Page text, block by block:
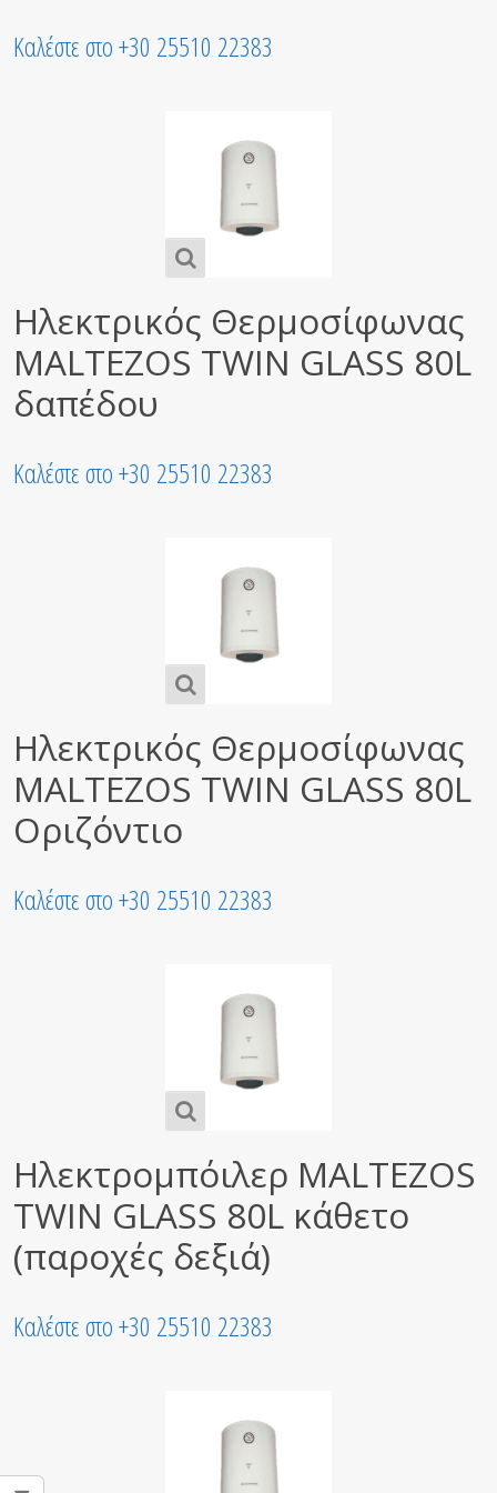
Καλέστε στο +30 25510 22383
Ηλεκτρικός Θερμοσίφωνας
MALTEZOS TWIN GLASS 80L
δαπέδου
Καλέστε στο +30 25510 22383
Ηλεκτρικός Θερμοσίφωνας
MALTEZOS TWIN GLASS 80L
Οριζόντιο
Καλέστε στο +30 25510 22383
Ηλεκτρομπόιλερ MALTEZOS
TWIN GLASS 80L κάθετο
(παροχές δεξιά)
Καλέστε στο +30 25510 22383